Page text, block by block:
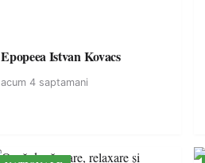
Epopeea Istvan Kovacs
acum 4 saptamani